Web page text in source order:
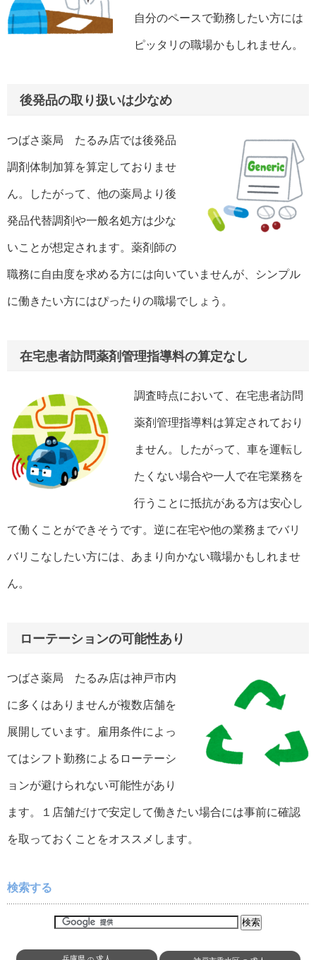
自分のペースで勤務したい方には
ピッタリの職場かもしれません。
後発品の取り扱いは少なめ
つばさ薬局 たるみ店では後発品
調剤体制加算を算定しておりませ
ん。したがって、他の薬局より後
発品代替調剤や一般名処方は少な
いことが想定されます。薬剤師の
職務に自由度を求める方には向いていませんが、シンプル
に働きたい方にはぴったりの職場でしょう。
在宅患者訪問薬剤管理指導料の算定なし
調査時点において、在宅患者訪問
薬剤管理指導料は算定されており
ません。したがって、車を運転し
たくない場合や一人で在宅業務を
行うことに抵抗がある方は安心し
て働くことができそうです。逆に在宅や他の業務までバリ
バリこなしたい方には、あまり向かない職場かもしれませ
ん。
ローテーションの可能性あり
つばさ薬局 たるみ店は神戸市内
に多くはありませんが複数店舗を
展開しています。雇用条件によっ
てはシフト勤務によるローテーシ
ョンが避けられない可能性があり
ます。１店舗だけで安定して働きたい場合には事前に確認
を取っておくことをオススメします。
検索する